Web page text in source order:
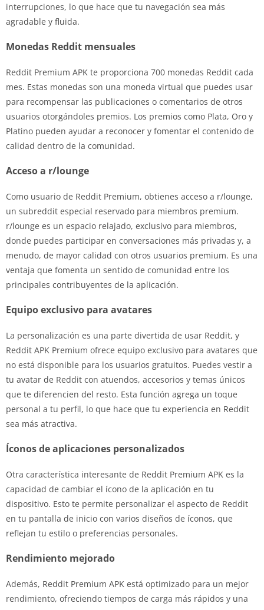
interrupciones, lo que hace que tu navegación sea más
agradable y fluida.
Monedas Reddit mensuales
Reddit Premium APK te proporciona 700 monedas Reddit cada
mes. Estas monedas son una moneda virtual que puedes usar
para recompensar las publicaciones o comentarios de otros
usuarios otorgándoles premios. Los premios como Plata, Oro y
Platino pueden ayudar a reconocer y fomentar el contenido de
calidad dentro de la comunidad.
Acceso a r/lounge
Como usuario de Reddit Premium, obtienes acceso a r/lounge,
un subreddit especial reservado para miembros premium.
r/lounge es un espacio relajado, exclusivo para miembros,
donde puedes participar en conversaciones más privadas y, a
menudo, de mayor calidad con otros usuarios premium. Es una
ventaja que fomenta un sentido de comunidad entre los
principales contribuyentes de la aplicación.
Equipo exclusivo para avatares
La personalización es una parte divertida de usar Reddit, y
Reddit APK Premium ofrece equipo exclusivo para avatares que
no está disponible para los usuarios gratuitos. Puedes vestir a
tu avatar de Reddit con atuendos, accesorios y temas únicos
que te diferencien del resto. Esta función agrega un toque
personal a tu perfil, lo que hace que tu experiencia en Reddit
sea más atractiva.
Íconos de aplicaciones personalizados
Otra característica interesante de Reddit Premium APK es la
capacidad de cambiar el ícono de la aplicación en tu
dispositivo. Esto te permite personalizar el aspecto de Reddit
en tu pantalla de inicio con varios diseños de íconos, que
reflejan tu estilo o preferencias personales.
Rendimiento mejorado
Además, Reddit Premium APK está optimizado para un mejor
rendimiento, ofreciendo tiempos de carga más rápidos y una